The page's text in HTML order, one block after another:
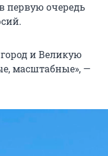
первую очередь
и Великую
масштабные», —